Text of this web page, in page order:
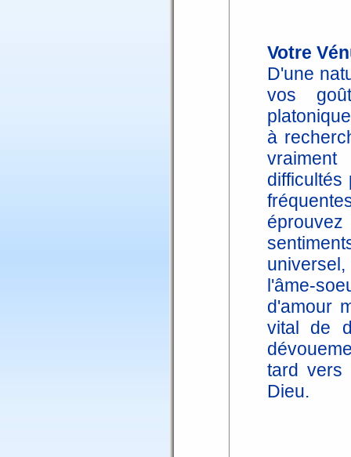
Votre
D'une
vos
à
difficultés
l'âme-
d'amour
vital de
tard vers
Dieu.